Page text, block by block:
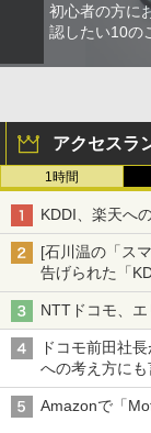
初心者の方に
認したい10の
アクセスラ
1時間
KDDI、楽天へ
[石川温の「ス
告げられた「
穴と楽天モバ
NTTドコモ、
ドコモ前田社
への考え方にも
Amazonで「